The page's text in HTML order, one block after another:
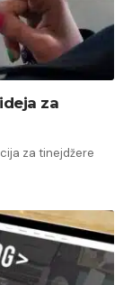
za
za tinejdžere